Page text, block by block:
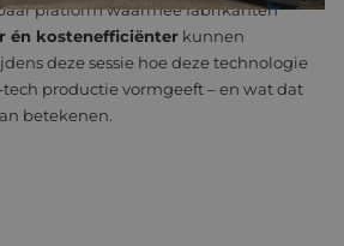
platform waarmee fabrikanten
én kostenefficiënter kunnen
deze sessie hoe deze technologie
productie vormgeeft – en wat dat
betekenen.